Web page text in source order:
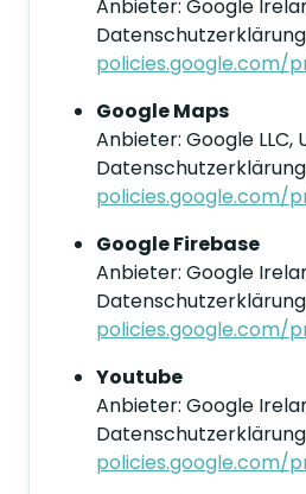
Anbieter: Google
policies.google.com/
Google Maps
Anbieter: Google LLC,
policies.google.com/
Google Firebase
Anbieter: Google
policies.google.com/
Youtube
Anbieter: Google
policies.google.com/